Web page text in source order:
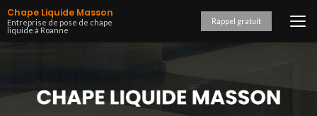
Aller
au
contenu
Chape Liquide Masson
Entreprise de pose de chape
liquide à Roanne
Rappel gratuit